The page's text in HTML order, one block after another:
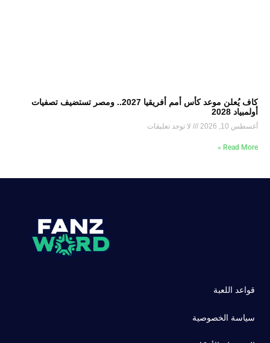
كاف يُعلن موعد كأس أمم أفريقيا 2027.. ومصر تستضيف تصفيات
أولمبياد 2028
أغسطس 10, 2026 لا توجد تعليقات
Read More »
قواعد اللعبة
سياسة الخصوصية